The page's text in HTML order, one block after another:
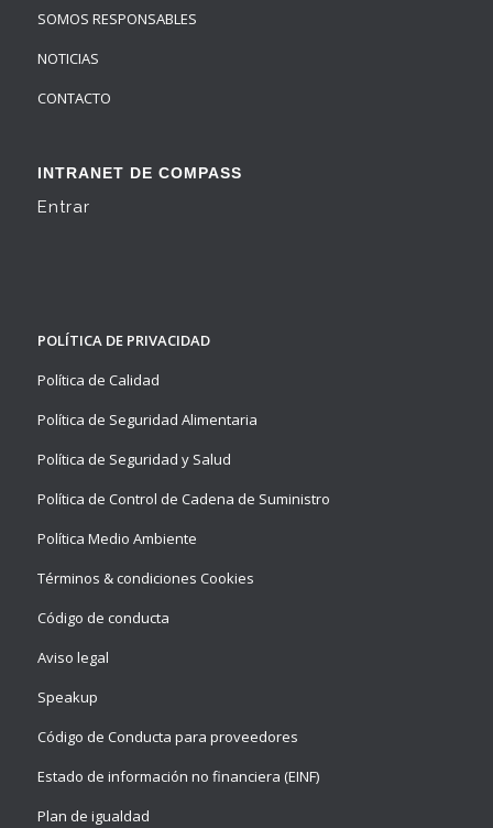
SOMOS RESPONSABLES
NOTICIAS
CONTACTO
INTRANET DE COMPASS
Entrar
POLÍTICA DE PRIVACIDAD
Política de Calidad
Política de Seguridad Alimentaria
Política de Seguridad y Salud
Política de Control de Cadena de Suministro
Política Medio Ambiente
Términos & condiciones Cookies
Código de conducta
Aviso legal
Speakup
Código de Conducta para proveedores
Estado de información no financiera (EINF)
Plan de igualdad